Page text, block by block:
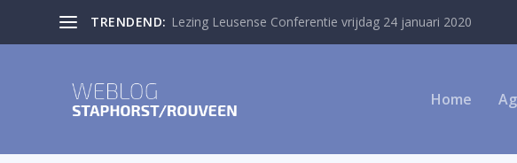
TRENDEND: Lezing Leusense Conferentie vrijdag 24 januari 2020
Home